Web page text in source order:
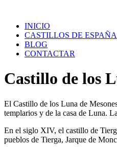
contenidoINICIO
CASTILLOS DE ESPAÑA
BLOG
CONTACTAR
Castillo de los
El Castillo de los Luna de
templarios y de la casa de Luna.
En el siglo XIV, el castillo de
pueblos de Tierga, Jarque de